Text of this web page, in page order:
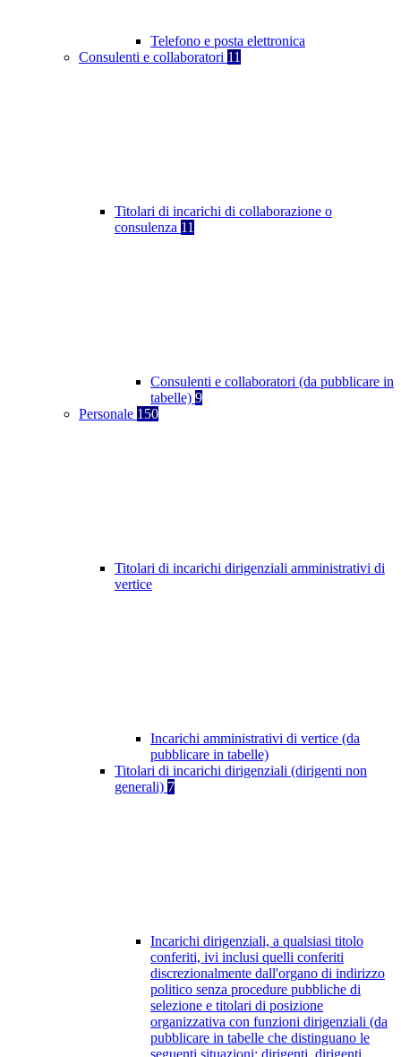
Telefono e posta elettronica
Consulenti e collaboratori 11
Titolari di incarichi di collaborazione o
consulenza 11
Consulenti e collaboratori (da pubblicare in
tabelle) 9
Personale 150
Titolari di incarichi dirigenziali amministrativi di
vertice
Incarichi amministrativi di vertice (da
pubblicare in tabelle)
Titolari di incarichi dirigenziali (dirigenti non
generali) 7
Incarichi dirigenziali, a qualsiasi titolo
conferiti, ivi inclusi quelli conferiti
discrezionalmente dall'organo di indirizzo
politico senza procedure pubbliche di
selezione e titolari di posizione
organizzativa con funzioni dirigenziali (da
pubblicare in tabelle che distinguano le